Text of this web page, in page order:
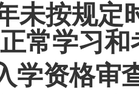
未按规定
常学习和
学资格审